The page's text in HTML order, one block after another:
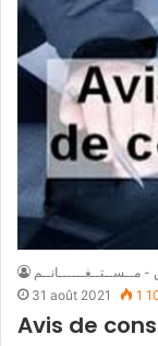
- مــســتــغــــــانــم
31 août 2021
1
Avis de